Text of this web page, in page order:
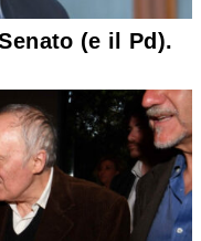
(e il Pd).